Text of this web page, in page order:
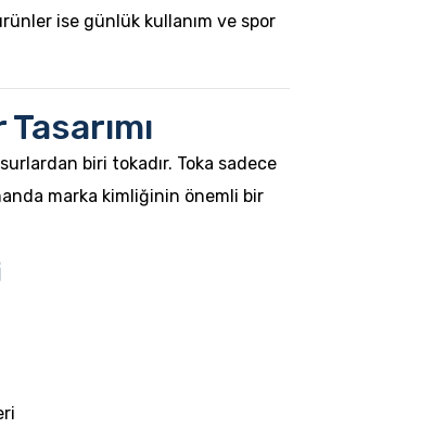
ise günlük kullanım ve spor
biri tokadır. Toka sadece
marka kimliğinin önemli bir